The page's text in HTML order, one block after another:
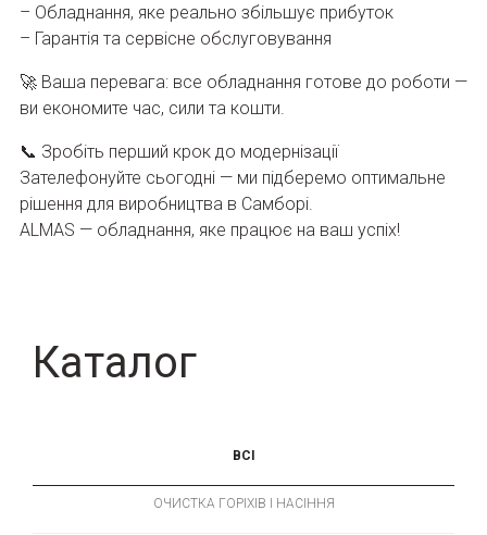
– Обладнання, яке реально збільшує прибуток
– Гарантія та сервісне обслуговування
🚀 Ваша перевага: все обладнання готове до роботи —
ви економите час, сили та кошти.
📞 Зробіть перший крок до модернізації
Зателефонуйте сьогодні — ми підберемо оптимальне
рішення для виробництва в Самборі.
ALMAS — обладнання, яке працює на ваш успіх!
Каталог
ВСІ
ОЧИСТКА ГОРІХІВ І НАСІННЯ